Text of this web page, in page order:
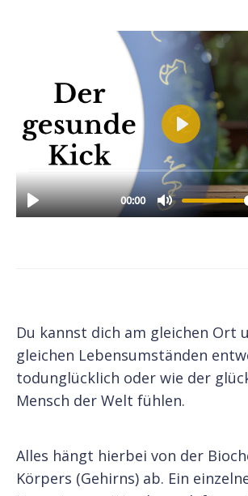
Du kannst dich am gleichen Ort
gleichen Lebensumständen
todunglücklich oder wie der
Mensch der Welt fühlen.
Alles hängt hierbei von der
Körpers (Gehirns) ab. Ein